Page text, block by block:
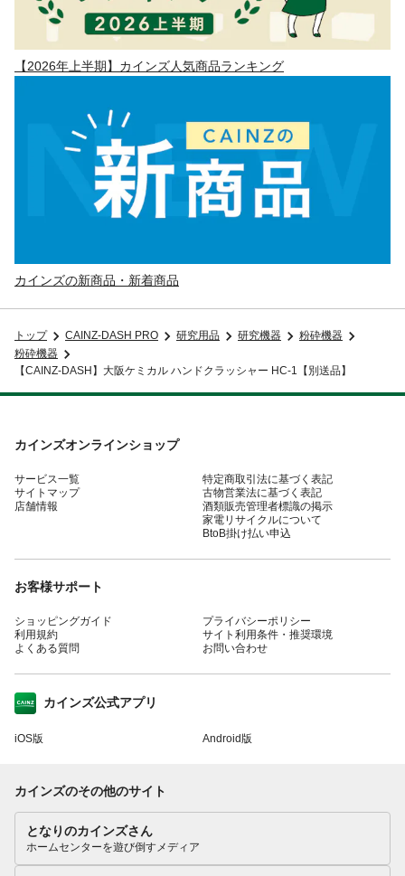
【2026年上半期】カインズ人気商品ランキング
カインズの新商品・新着商品
トップ CAINZ-DASH PRO 研究用品 研究機器
粉砕機器
粉砕機器
【CAINZ-DASH】大阪ケミカル ハンドクラッシャー HC-1【別送品】
カインズオンラインショップ
サービス一覧
サイトマップ
店舗情報
特定商取引法に基づく表記
古物営業法に基づく表記
酒類販売管理者標識の掲示
家電リサイクルについて
BtoB掛け払い申込
お客様サポート
ショッピングガイド
利用規約
よくある質問
プライバシーポリシー
サイト利用条件・推奨環境
お問い合わせ
カインズ公式アプリ
iOS版 Android版
カインズのその他のサイト
となりのカインズさん
ホームセンターを遊び倒すメディア